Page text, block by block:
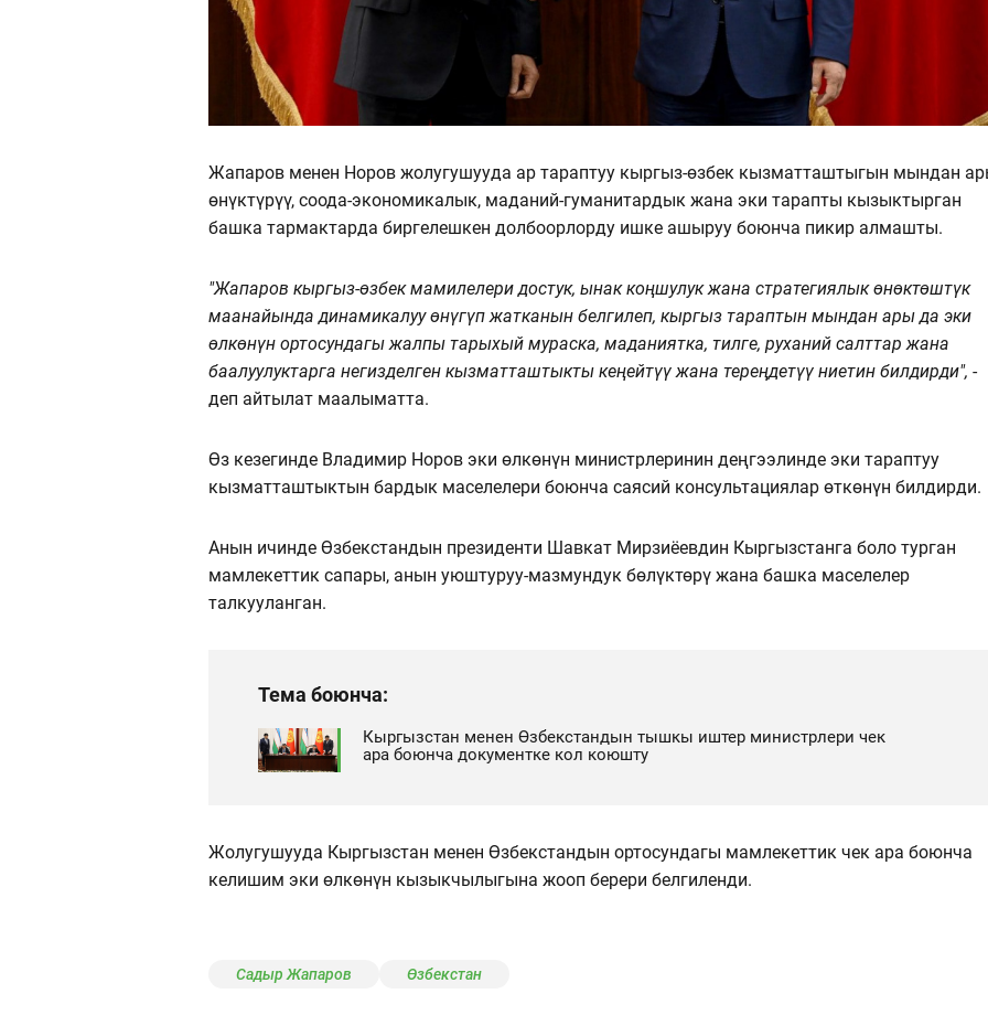
Жапаров менен Норов жолугушууда ар тараптуу кыргыз-өзбек кызматташтыгын мындан
өнүктүрүү, соода-экономикалык, маданий-гуманитардык жана эки тарапты кызыктырган
башка тармактарда биргелешкен долбоорлорду ишке ашыруу боюнча пикир алмашты.
"Жапаров кыргыз-өзбек мамилелери достук, ынак коңшулук жана стратегиялык өнөктөштүк
маанайында динамикалуу өнүгүп жатканын белгилеп, кыргыз тараптын мындан ары да эки
өлкөнүн ортосундагы жалпы тарыхый мураска, маданиятка, тилге, руханий салттар жана
баалуулуктарга негизделген кызматташтыкты кеңейтүү жана тереңдетүү ниетин билдирди", -
деп айтылат маалыматта.
Өз кезегинде Владимир Норов эки өлкөнүн министрлеринин деңгээлинде эки тараптуу
кызматташтыктын бардык маселелери боюнча саясий консультациялар өткөнүн билдирди.
Анын ичинде Өзбекстандын президенти Шавкат Мирзиёевдин Кыргызстанга боло турган
мамлекеттик сапары, анын уюштуруу-мазмундук бөлүктөрү жана башка маселелер
талкууланган.
Тема боюнча:
Кыргызстан менен Өзбекстандын тышкы иштер министрлери чек
ара боюнча документке кол коюшту
Жолугушууда Кыргызстан менен Өзбекстандын ортосундагы мамлекеттик чек ара боюнча
келишим эки өлкөнүн кызыкчылыгына жооп берери белгиленди.
Садыр Жапаров Өзбекстан